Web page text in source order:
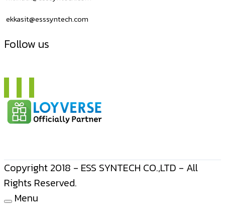
ekkasit@esssyntech.com
Follow us
Copyright 2018 - ESS SYNTECH CO.,LTD - All
Rights Reserved.
Menu